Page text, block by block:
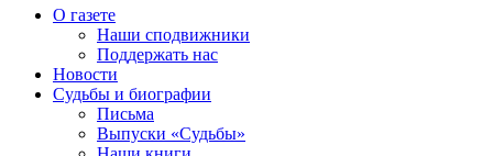
О газете
Наши сподвижники
Поддержать нас
Новости
Судьбы и биографии
Письма
Выпуски «Судьбы»